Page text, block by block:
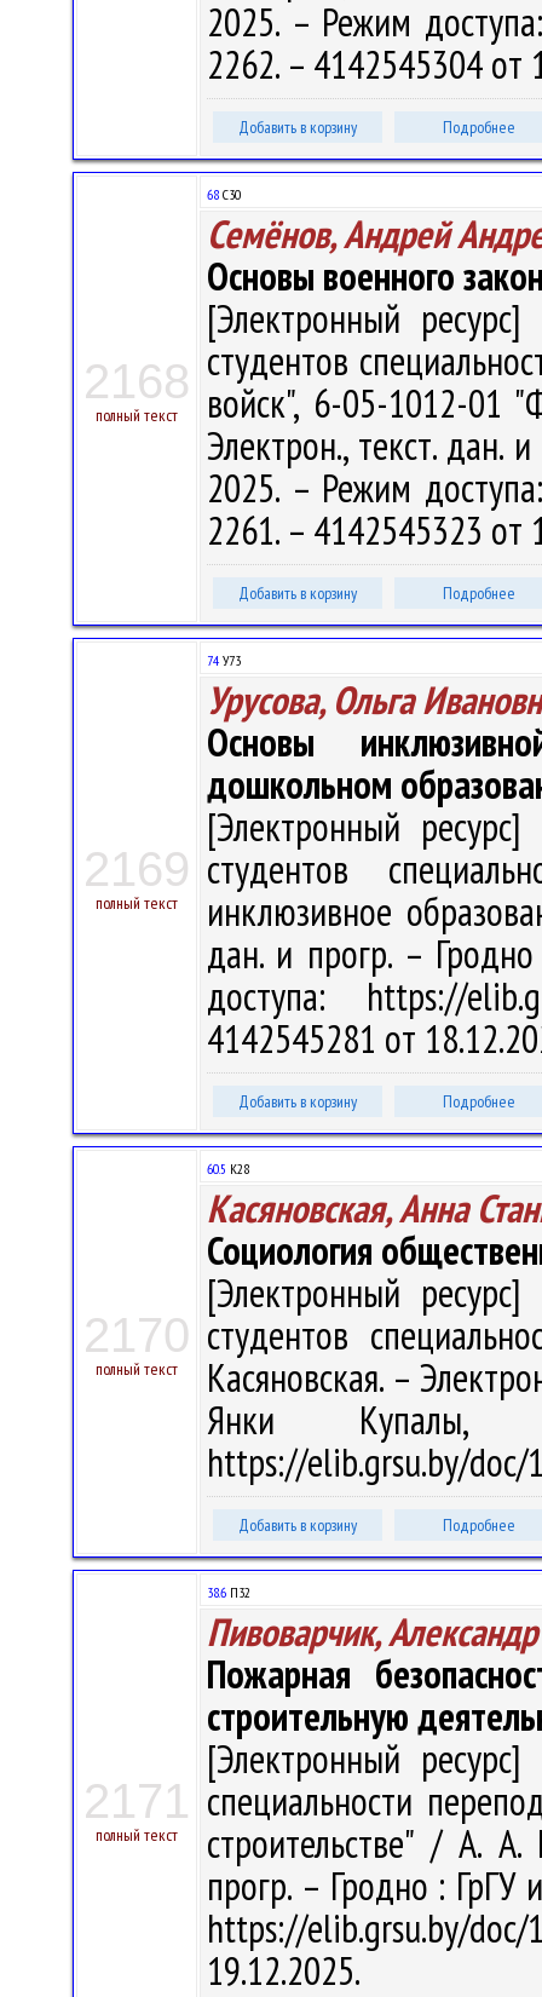
2025. – Режим
2262. – 4142545304 от
Добавить в корзину Подробнее
2168
полный текст
68 С30
Семёнов, Андрей
Основы военного
[Электронный
студентов
войск", 6-05-1012-01
Электрон., текст. дан.
2025. – Режим
2261. – 4142545323 от
Добавить в корзину Подробнее
2169
полный текст
74 У73
Урусова, Ольга
Основы
дошкольном
[Электронный
студентов
инклюзивное
дан. и прогр. –
доступа: https://
4142545281 от
Добавить в корзину Подробнее
2170
полный текст
60.5 К28
Касяновская, Анна
Социология
[Электронный
студентов
Касяновская. –
Янки
https://elib.grsu.by/doc/
Добавить в корзину Подробнее
2171
полный текст
38.6 П32
Пивоварчик,
Пожарная
строительную
[Электронный
специальности
строительстве" / А.
прогр. – Гродно :
https://elib.grsu.by/
19.12.2025.